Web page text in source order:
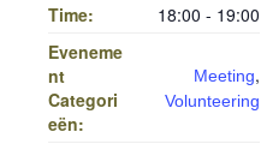
Time:
18:00 - 19:00
Eveneme
nt
Categori
eën:
Meeting,
Volunteering